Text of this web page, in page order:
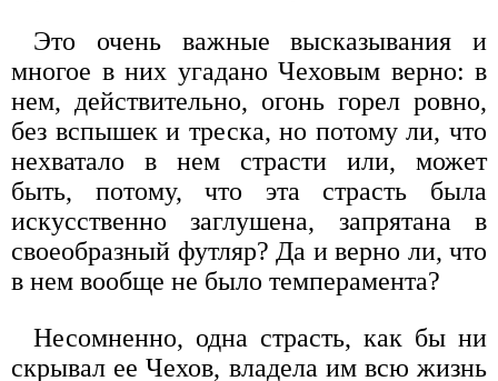
Это очень важные высказывания и
многое в них угадано Чеховым верно: в
нем, действительно, огонь горел ровно,
без вспышек и треска, но потому ли, что
нехватало в нем страсти или, может
быть, потому, что эта страсть была
искусственно заглушена, запрятана в
своеобразный футляр? Да и верно ли, что
в нем вообще не было темперамента?
Несомненно, одна страсть, как бы ни
скрывал ее Чехов, владела им всю жизнь